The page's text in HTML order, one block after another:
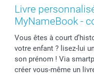
Coques smartphone
Stickers & Etiquettes
Dénicheur d'idées
Fête des Mères
Fête des Pères
Baptême
Toussaint
Rentrée des classes
Droit de rétraction
Plaintes
Gestion des cookies
Partenariats & Influence
Aide
smartbonus
Livraison
Modes de paiement
Grandes quantités
Livre
MyNameBook -
Vous êtes à court
votre enfant ? lisez-lui
son prénom ! Via
créer vous-même un